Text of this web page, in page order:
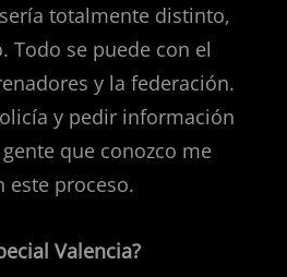
totalmente distinto,
Todo se puede con el
y la federación.
y pedir información
gente que conozco me
este proceso.
Valencia?